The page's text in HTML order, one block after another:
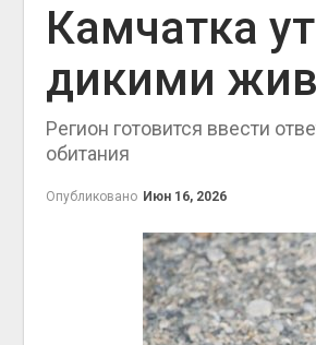
Камчатка
дикими
Регион готовится ввести
обитания
Опубликовано Июн 16, 2026